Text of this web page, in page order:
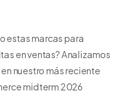
estas marcas para
en ventas? Analizamos
nuestro más reciente
midterm 2026